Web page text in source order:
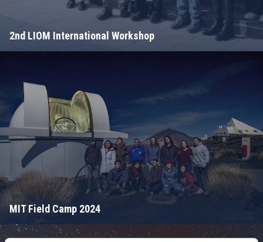
2nd LIOM International Workshop
MIT Field Camp 2024